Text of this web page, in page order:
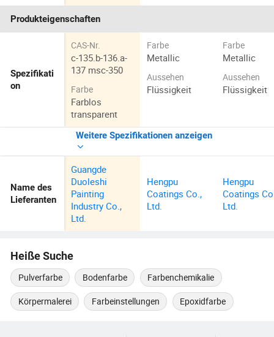
Produkteigenschaften
Spezifikati
on
CAS-Nr.
c-135.b-136.a-
137 msc-350
Farbe
Farblos
transparent
Farbe
Metallic
Aussehen
Flüssigkeit
Farbe
Metallic
Aussehen
Flüssigkeit
Weitere Spezifikationen anzeigen
Name des
Lieferanten
Guangde
Duoleshi
Painting
Industry Co.,
Ltd.
Hengpu
Coatings Co.,
Ltd.
Hengpu
Coatings
Ltd.
Heiße Suche
Pulverfarbe Bodenfarbe Farbenchemikalie
Körpermalerei Farbeinstellungen Epoxidfarbe